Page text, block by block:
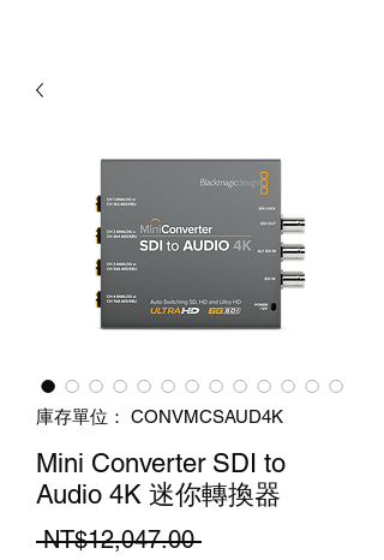
庫存單位： CONVMCSAUD4K
Mini Converter SDI to
Audio 4K 迷你轉換器
NT$12,047.00 一